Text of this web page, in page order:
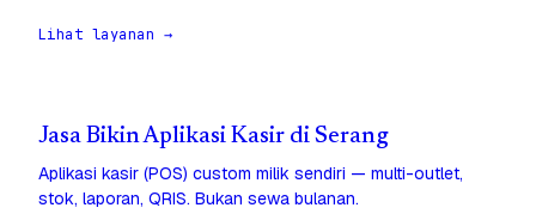
Lihat layanan →
Jasa Bikin Aplikasi Kasir di Serang
Aplikasi kasir (POS) custom milik sendiri — multi-outlet,
stok, laporan, QRIS. Bukan sewa bulanan.